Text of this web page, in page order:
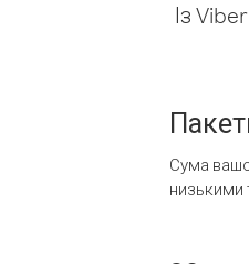
Із
Сума
низькими